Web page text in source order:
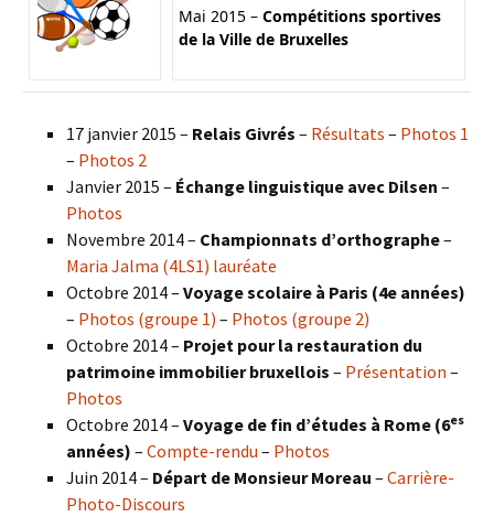
Mai 2015 – Compétitions sportives
de la Ville de Bruxelles
17 janvier 2015 – Relais Givrés – Résultats – Photos 1
– Photos 2
Janvier 2015 – Échange linguistique avec Dilsen –
Photos
Novembre 2014 – Championnats d’orthographe–
Maria Jalma (4LS1) lauréate
Octobre 2014 – Voyage scolaire à Paris (4e années)
– Photos (groupe 1) – Photos (groupe 2)
Octobre 2014 – Projet pour la restauration du
patrimoine immobilier bruxellois – Présentation –
Photos
Octobre 2014 – Voyage de fin d’études à Rome (6es
années) – Compte-rendu – Photos
Juin 2014 – Départ de Monsieur Moreau – Carrière-
Photo-Discours